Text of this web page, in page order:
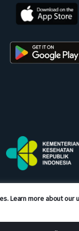
Learn more about our